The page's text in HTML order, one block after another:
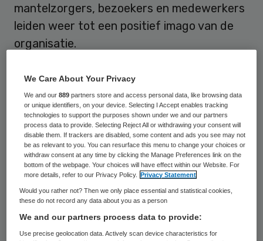
mantelzorgers, bezoekers en medewerkers
leiden weer tot een positief imago van de
organisatie.
indringende en onafhankelijke methode om
zicht te krijgen op de tevredenheid van uw
klanten.
Wat levert een spiegelgesprek u
op?
Door middel van een spiegelgesprek kunnen
uw zorgmedewerkers en kunt u, als
bestuurder, manager of teamleider, meer
We Care About Your Privacy
We and our889 partners store and access personal data, like browsing data
or unique identifiers, on your device. Selecting I Accept enables tracking
technologies to support the purposes shown under we and our partners
process data to provide. Selecting Reject All or withdrawing your consent will
disable them. If trackers are disabled, some content and ads you see may not
be as relevant to you. You can resurface this menu to change your choices or
withdraw consent at any time by clicking the Manage Preferences link on the
bottom of the webpage. Your choices will have effect within our Website. For
more details, refer to our Privacy Policy.
Privacy Statement
Would you rather not? Then we only place essential and statistical cookies,
these do not record any data about you as a person
We and our partners process data to provide:
Use precise geolocation data. Actively scan device characteristics for